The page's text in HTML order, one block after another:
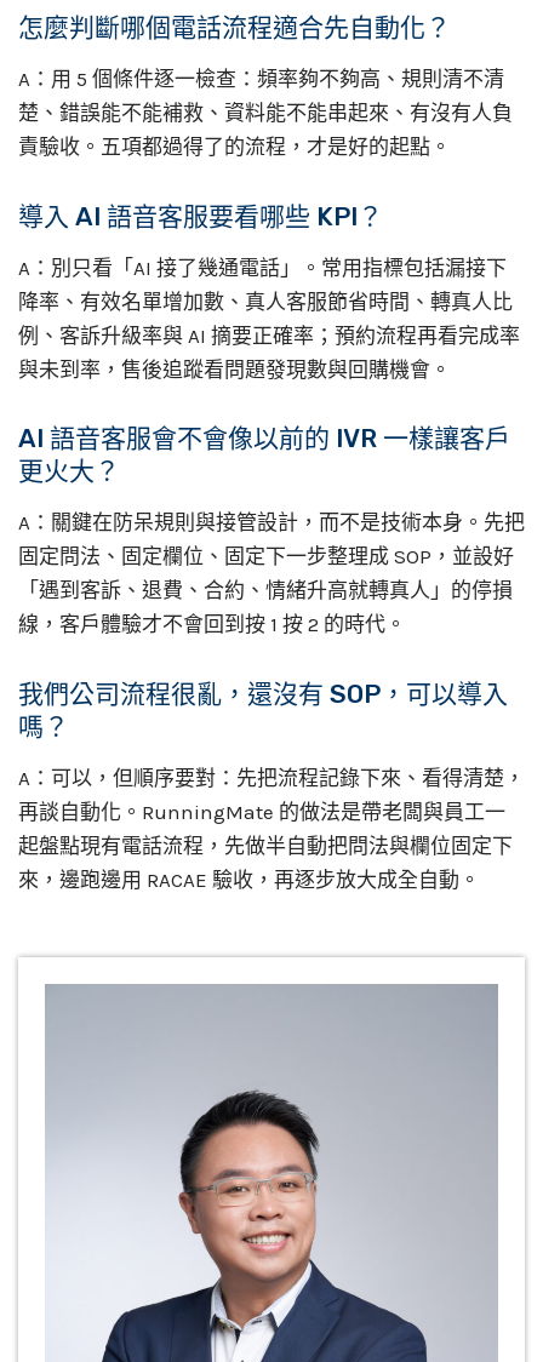
怎麼判斷哪個電話流程適合先自動化？
A：用 5 個條件逐一檢查：頻率夠不夠高、規則清不清
楚、錯誤能不能補救、資料能不能串起來、有沒有人負
責驗收。五項都過得了的流程，才是好的起點。
導入 AI 語音客服要看哪些 KPI？
A：別只看「AI 接了幾通電話」。常用指標包括漏接下
降率、有效名單增加數、真人客服節省時間、轉真人比
例、客訴升級率與 AI 摘要正確率；預約流程再看完成率
與未到率，售後追蹤看問題發現數與回購機會。
AI 語音客服會不會像以前的 IVR 一樣讓客戶
更火大？
A：關鍵在防呆規則與接管設計，而不是技術本身。先把
固定問法、固定欄位、固定下一步整理成 SOP，並設好
「遇到客訴、退費、合約、情緒升高就轉真人」的停損
線，客戶體驗才不會回到按 1 按 2 的時代。
我們公司流程很亂，還沒有 SOP，可以導入
嗎？
A：可以，但順序要對：先把流程記錄下來、看得清楚，
再談自動化。RunningMate 的做法是帶老闆與員工一
起盤點現有電話流程，先做半自動把問法與欄位固定下
來，邊跑邊用 RACAE 驗收，再逐步放大成全自動。